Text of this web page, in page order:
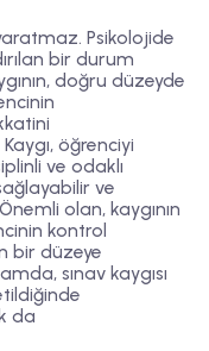
Psikolojide
bir durum
doğru düzeyde
öğrenciyi
ve odaklı
ve
olan, kaygının
kontrol
bir düzeye
sınav kaygısı
da